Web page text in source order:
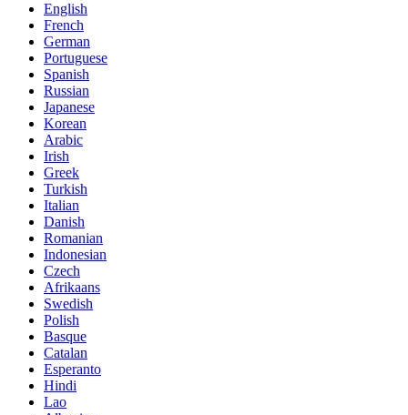
English
French
German
Portuguese
Spanish
Russian
Japanese
Korean
Arabic
Irish
Greek
Turkish
Italian
Danish
Romanian
Indonesian
Czech
Afrikaans
Swedish
Polish
Basque
Catalan
Esperanto
Hindi
Lao